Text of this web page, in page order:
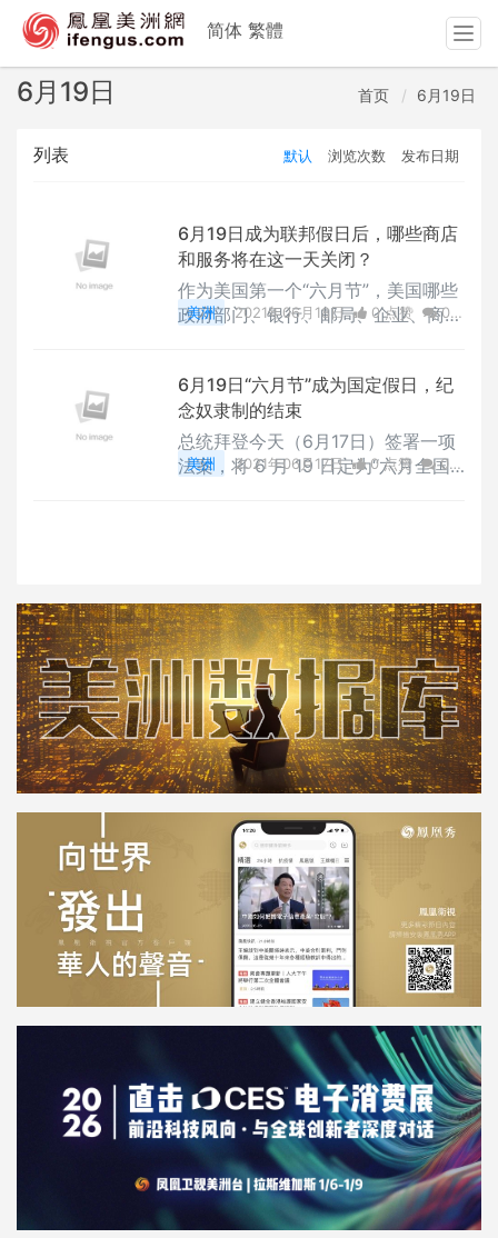
6月19日 首页 6月19日
列表 默认 浏览次数 发布日期
6月19日成为联邦假日后，哪些商店
和服务将在这一天关闭？
作为美国第一个“六月节”，美国哪些
政府部门、银行、邮局、企业、商店
美洲 2021年06月18日 0 点赞
0
6月19日“六月节”成为国定假日，纪
念奴隶制的结束
总统拜登今天（6月17日）签署一项
法案，将 6 月 19 日定为“六月全国
美洲 2021年06月17日 0 点赞
0
简体 繁體
T
o
g
g
e
v
g